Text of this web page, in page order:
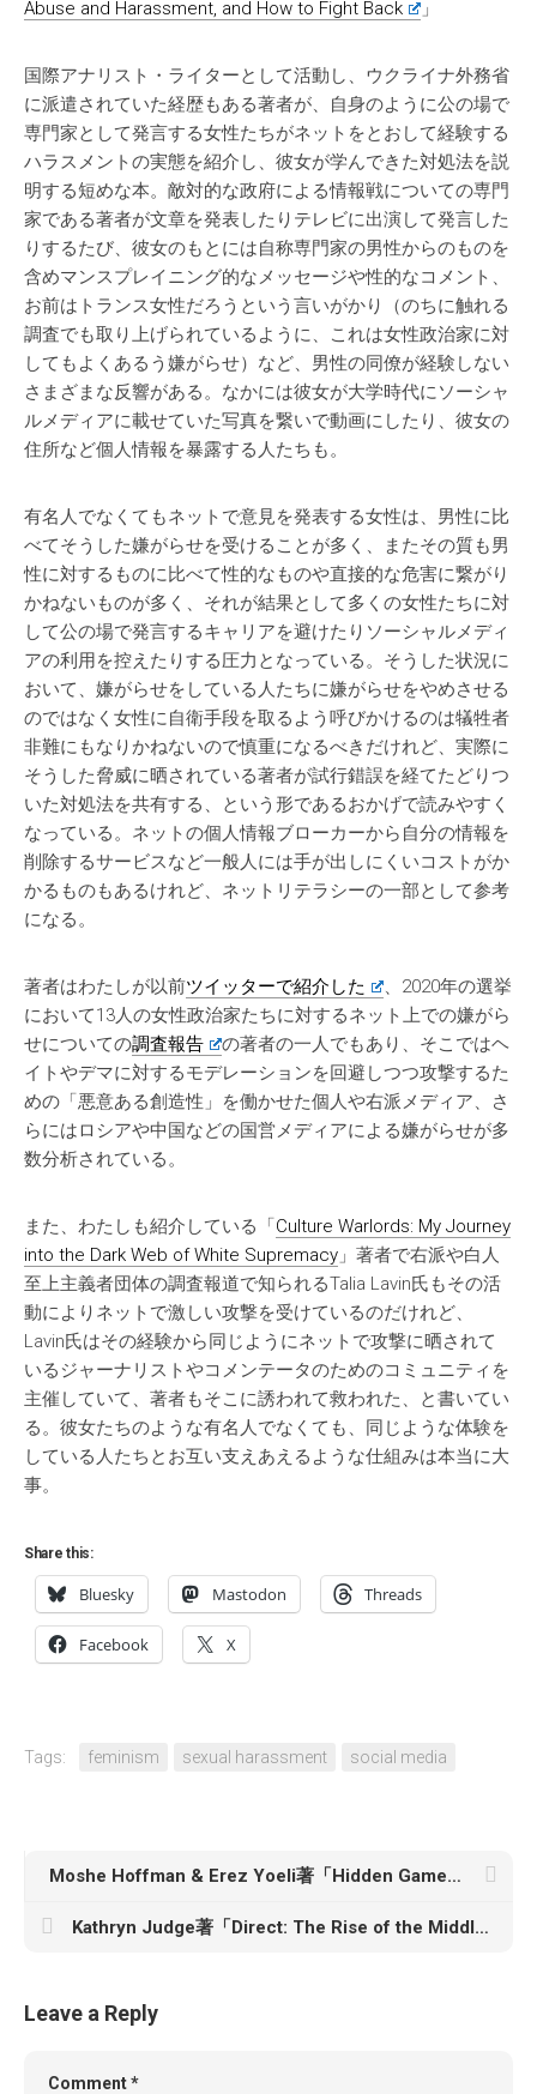
Abuse and Harassment, and How to Fight Back
」
国際アナリスト・ライターとして活動し、ウクライナ外務省
に派遣されていた経歴もある著者が、自身のように公の場で
専門家として発言する女性たちがネットをとおして経験する
ハラスメントの実態を紹介し、彼女が学んできた対処法を説
明する短めな本。敵対的な政府による情報戦についての専門
家である著者が文章を発表したりテレビに出演して発言した
りするたび、彼女のもとには自称専門家の男性からのものを
含めマンスプレイニング的なメッセージや性的なコメント、
お前はトランス女性だろうという言いがかり（のちに触れる
調査でも取り上げられているように、これは女性政治家に対
してもよくあるう嫌がらせ）など、男性の同僚が経験しない
さまざまな反響がある。なかには彼女が大学時代にソーシャ
ルメディアに載せていた写真を繋いで動画にしたり、彼女の
住所など個人情報を暴露する人たちも。
有名人でなくてもネットで意見を発表する女性は、男性に比
べてそうした嫌がらせを受けることが多く、またその質も男
性に対するものに比べて性的なものや直接的な危害に繋がり
かねないものが多く、それが結果として多くの女性たちに対
して公の場で発言するキャリアを避けたりソーシャルメディ
アの利用を控えたりする圧力となっている。そうした状況に
おいて、嫌がらせをしている人たちに嫌がらせをやめさせる
のではなく女性に自衛手段を取るよう呼びかけるのは犠牲者
非難にもなりかねないので慎重になるべきだけれど、実際に
そうした脅威に晒されている著者が試行錯誤を経てたどりつ
いた対処法を共有する、という形であるおかげで読みやすく
なっている。ネットの個人情報ブローカーから自分の情報を
削除するサービスなど一般人には手が出しにくいコストがか
かるものもあるけれど、ネットリテラシーの一部として参考
になる。
著者はわたしが以前ツイッターで紹介した
、2020年の選挙
において13人の女性政治家たちに対するネット上での嫌がら
せについての調査報告
の著者の一人でもあり、そこではヘ
イトやデマに対するモデレーションを回避しつつ攻撃するた
めの「悪意ある創造性」を働かせた個人や右派メディア、さ
らにはロシアや中国などの国営メディアによる嫌がらせが多
数分析されている。
また、わたしも紹介している「Culture Warlords: My Journey
into the Dark Web of White Supremacy 」著者で右派や白人
至上主義者団体の調査報道で知られるTalia Lavin氏もその活
動によりネットで激しい攻撃を受けているのだけれど、
Lavin氏はその経験から同じようにネットで攻撃に晒されて
いるジャーナリストやコメンテータのためのコミュニティを
主催していて、著者もそこに誘われて救われた、と書いてい
る。彼女たちのような有名人でなくても、同じような体験を
している人たちとお互い支えあえるような仕組みは本当に大
事。
Share this:
Bluesky Mastodon Threads
Facebook X
Tags: feminism sexual harassment social media
Moshe Hoffman & Erez Yoeli著「Hidden Games: The Surprising Power of Game Theory to Explain Irrational Human Behavior」
Kathryn Judge著「Direct: The Rise of the Middleman Economy and the Power of Going to the Source」
Leave a Reply
Comment*